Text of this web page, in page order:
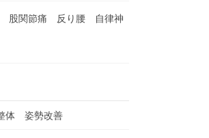
関節痛 反り腰 自律神
体 姿勢改善